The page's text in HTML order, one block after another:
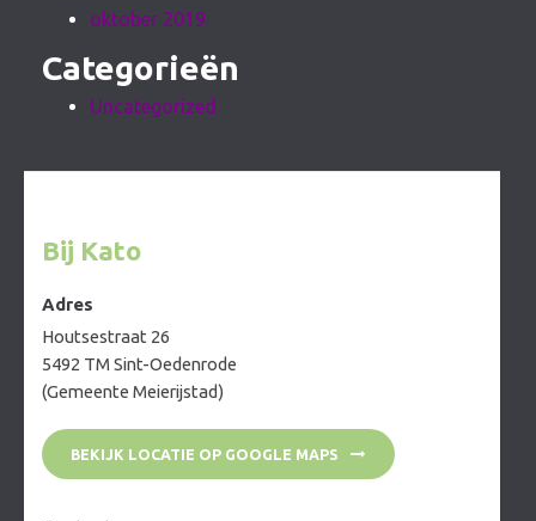
oktober 2019
Categorieën
Uncategorized
Bij Kato
Adres
Houtsestraat 26
5492 TM Sint-Oedenrode
(Gemeente Meierijstad)
BEKIJK LOCATIE OP GOOGLE MAPS